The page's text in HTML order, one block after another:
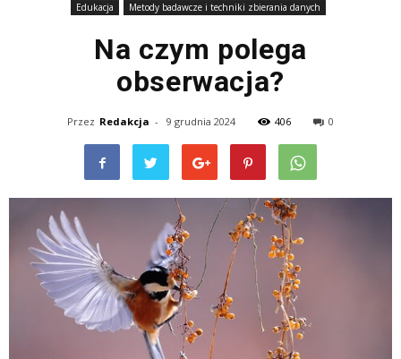
Edukacja Metody badawcze i techniki zbierania danych
Na czym polega
obserwacja?
Przez Redakcja - 9 grudnia 2024 406 0